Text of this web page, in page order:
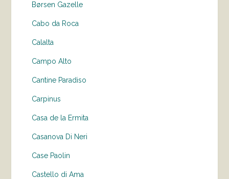
Børsen Gazelle
Cabo da Roca
Calalta
Campo Alto
Cantine Paradiso
Carpinus
Casa de la Ermita
Casanova Di Neri
Case Paolin
Castello di Ama